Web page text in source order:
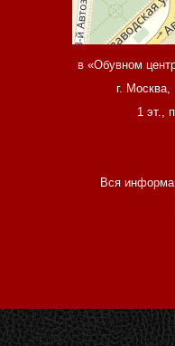
в «Обувном
г. Москва,
1 эт.,
Вся